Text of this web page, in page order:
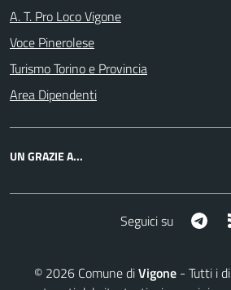
A. T. Pro Loco Vigone
Voce Pinerolese
Turismo Torino e Provincia
Area Dipendenti
UN GRAZIE A...
Seguici su
© 2026 Comune diVigone - Tutti i